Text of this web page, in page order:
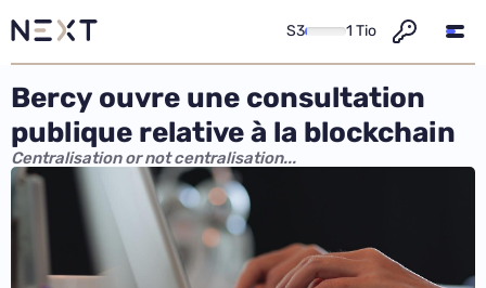
S3 1 Tio
Bercy ouvre une consultation
publique relative à la blockchain
Centralisation or not centralisation...